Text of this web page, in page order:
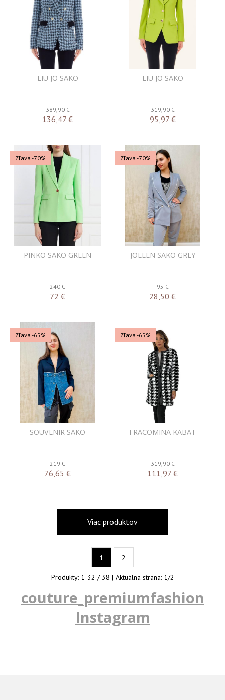
LIU JO SAKO
389,90 €
136,47 €
LIU JO SAKO
319,90 €
95,97 €
Zľava -70%
PINKO SAKO GREEN
240 €
72 €
Zľava -70%
JOLEEN SAKO GREY
95 €
28,50 €
Zľava -65%
SOUVENIR SAKO
219 €
76,65 €
Zľava -65%
FRACOMINA KABAT
319,90 €
111,97 €
Viac produktov
1 2
Produkty: 1-32 / 38 | Aktuálna strana: 1/2
couture_premiumfashion
Instagram